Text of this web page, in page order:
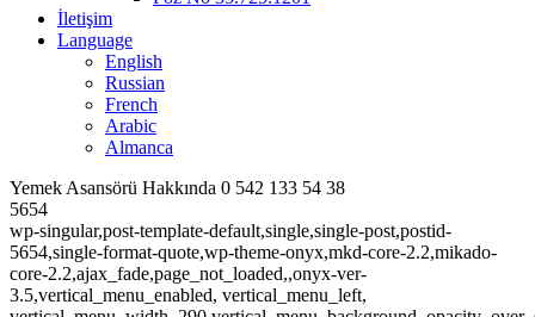
İletişim
Language
English
Russian
French
Arabic
Almanca
Yemek Asansörü Hakkında 0 542 133 54 38
5654
wp-singular,post-template-default,single,single-post,postid-
5654,single-format-quote,wp-theme-onyx,mkd-core-2.2,mikado-
core-2.2,ajax_fade,page_not_loaded,,onyx-ver-
3.5,vertical_menu_enabled, vertical_menu_left,